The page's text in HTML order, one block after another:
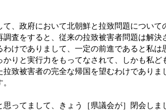
、政府において北朝鮮と拉致問題について
査をすると、従来の拉致被害者問題は解決
けでありまして、一定の前進であると私は
りと実行力をもってなされて、しかも私ど
致被害者の完全な帰国を望むわけでありま
ってまして、きょう［県議会が］閉会しま